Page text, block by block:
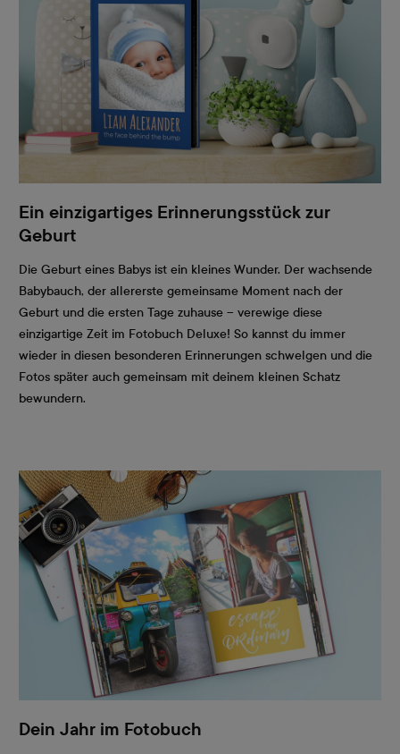
Ein einzigartiges Erinnerungsstück zur
Geburt
Die Geburt eines Babys ist ein kleines Wunder. Der wachsende
Babybauch, der allererste gemeinsame Moment nach der
Geburt und die ersten Tage zuhause – verewige diese
einzigartige Zeit im Fotobuch Deluxe! So kannst du immer
wieder in diesen besonderen Erinnerungen schwelgen und die
Fotos später auch gemeinsam mit deinem kleinen Schatz
bewundern.
Dein Jahr im Fotobuch